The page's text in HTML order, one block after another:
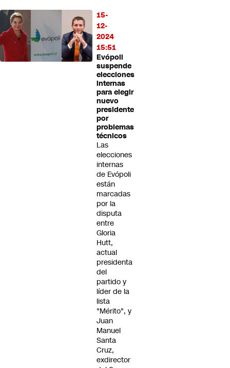
15-
12-
2024
15:51
Evópoli
suspende
elecciones
internas
para elegir
nuevo
presidente
por
problemas
técnicos
Las
elecciones
internas
de Evópoli
están
marcadas
por la
disputa
entre
Gloria
Hutt,
actual
presidenta
del
partido y
líder de la
lista
"Mérito", y
Juan
Manuel
Santa
Cruz,
exdirector